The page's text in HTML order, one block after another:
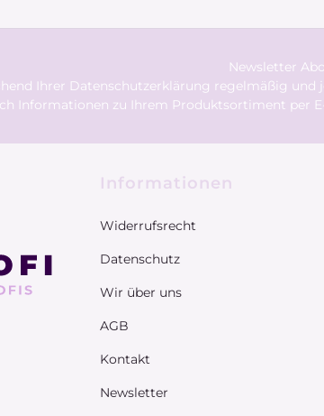
Newsletter
Ihrer Datenschutzerklärung regelmäßig und
Informationen zu Ihrem Produktsortiment per E-
Informationen
Widerrufsrecht
Datenschutz
Wir über uns
AGB
Kontakt
Newsletter